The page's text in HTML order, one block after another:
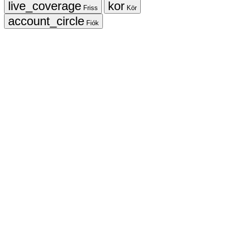
Friss
Kör
Fiók